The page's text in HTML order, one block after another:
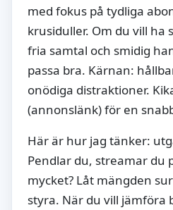
med fokus på tydliga
krusiduller. Om du vill ha
fria samtal och smidig
passa bra. Kärnan:
onödiga distraktioner.
(annonslänk) för en
Här är hur jag tänker:
Pendlar du, streamar du
mycket? Låt mängden
styra. När du vill jämföra